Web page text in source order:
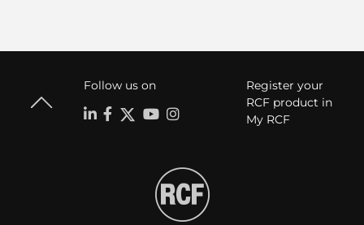
Follow us on
Register your
RCF product in
My RCF